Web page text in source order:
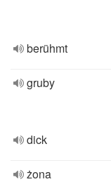
berühmt
gruby
dick
żona